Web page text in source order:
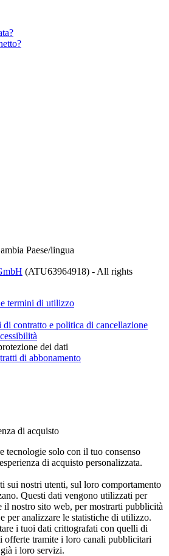
Paese/lingua
(ATU63964918) - All rights
termini di utilizzo
contratto e politica di cancellazione
dei dati
di abbonamento
di acquisto
tecnologie solo con il tuo consenso
di acquisto personalizzata.
sui nostri utenti, sul loro comportamento
Questi dati vengono utilizzati per
il nostro sito web, per mostrarti pubblicità
per analizzare le statistiche di utilizzo.
i tuoi dati crittografati con quelli di
offerte tramite i loro canali pubblicitari
i loro servizi.